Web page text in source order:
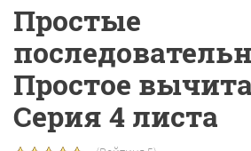
Простые
Простое
Серия 4 листа